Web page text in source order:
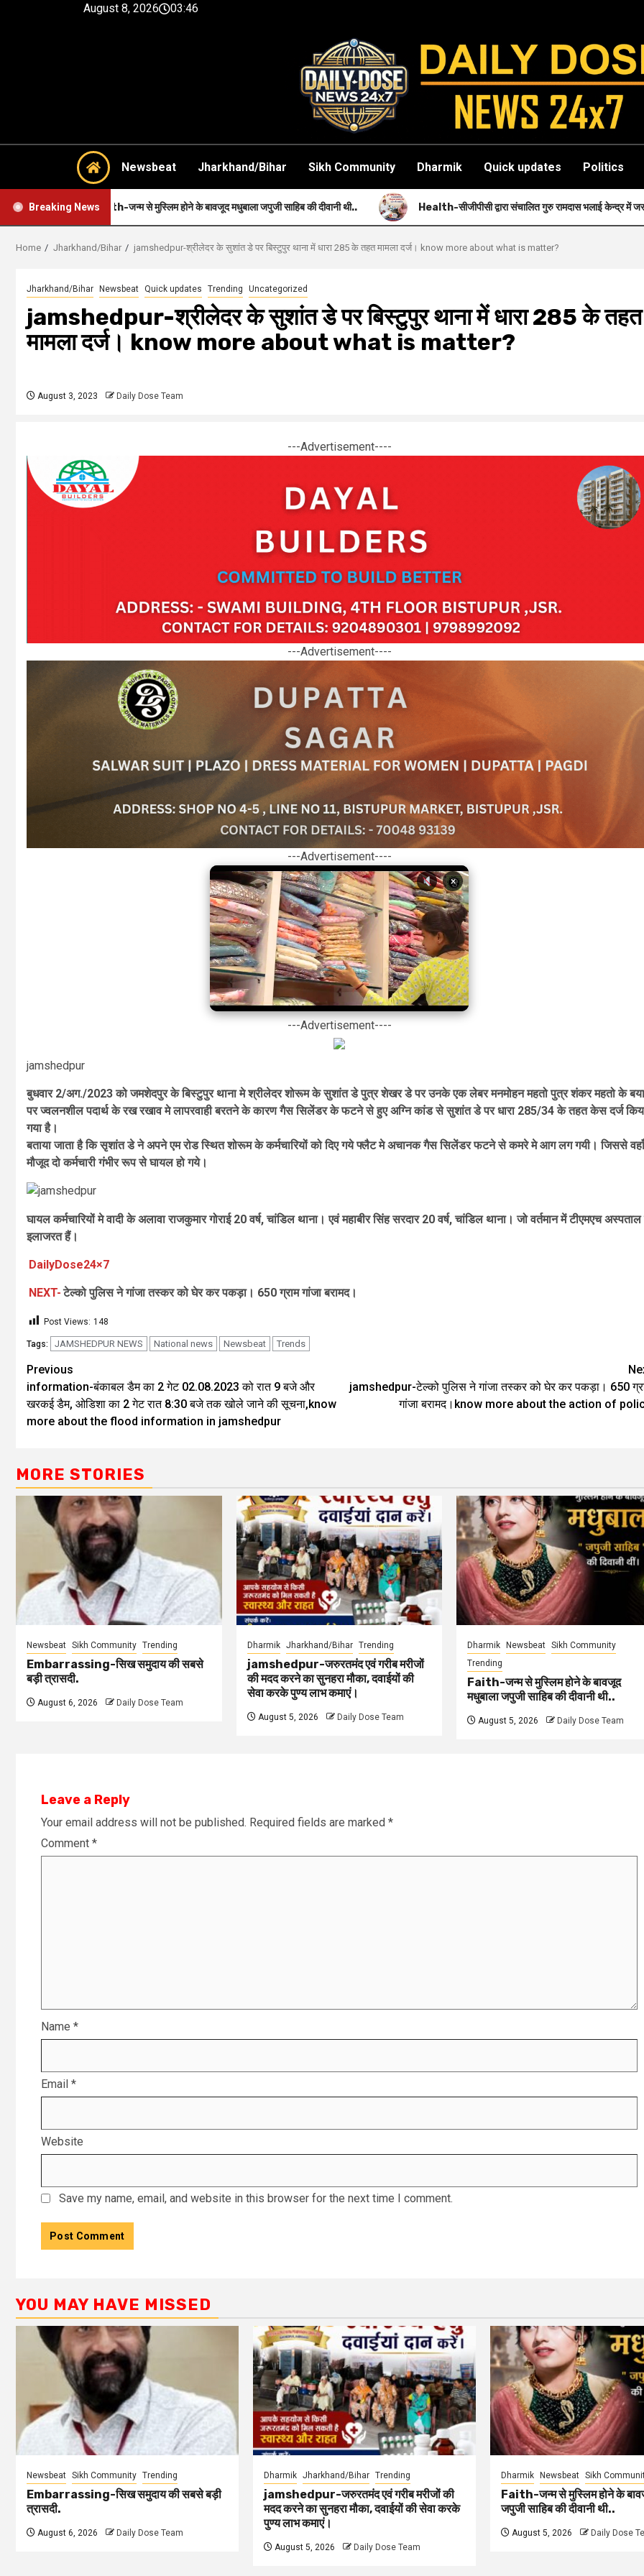
August 8, 2026 03:46
Newsbeat Jharkhand/Bihar Sikh Community Dharmik Quick updates Politics
Breaking News
Faith-जन्म से मुस्लिम होने के बावजूद मधुबाला जपुजी साहिब की दीवानी थी.. Health-सीजीपीसी द्वारा संचालित गुरु रामदास भलाई केन्द्र में जरुरतमंदों को नि:
Home Jharkhand/Bihar jamshedpur-श्रीलेदर के सुशांत डे पर बिस्टुपुर थाना में धारा 285 के तहत मामला दर्ज। know more about what is matter?
Jharkhand/Bihar Newsbeat Quick updates Trending Uncategorized
jamshedpur-श्रीलेदर के सुशांत डे पर बिस्टुपुर थाना में धारा 285 के तहत
मामला दर्ज। know more about what is matter?
August 3, 2023 Daily Dose Team
---Advertisement----
---Advertisement----
---Advertisement----
×
---Advertisement----
jamshedpur
बुधवार 2/अग./2023 को जमशेदपुर के बिस्टुपुर थाना मे श्रीलेदर शोरूम के सुशांत डे पुत्र शेखर डे पर उनके एक लेबर मनमोहन महतो पुत्र शंकर महतो के
पर ज्वलनशील पदार्थ के रख रखाव मे लापरवाही बरतने के कारण गैस सिलेंडर के फटने से हुए अग्नि कांड से सुशांत डे पर धारा 285/34 के तहत केस दर्ज
गया है।
बताया जाता है कि सृशांत डे ने अपने एम रोड स्थित शोरूम के कर्मचारियों को दिए गये फ्लैट मे अचानक गैस सिलेंडर फटने से कमरे मे आग लग गयी। जिससे वहाँ
मौजूद दो कर्मचारी गंभीर रूप से घायल हो गये।
घायल कर्मचारियों मे वादी के अलावा राजकुमार गोराई 20 वर्ष, चांडिल थाना। एवं महाबीर सिंह सरदार 20 वर्ष, चांडिल थाना। जो वर्तमान में टीएमएच
इलाजरत हैं।
DailyDose24×7
NEXT- टेल्को पुलिस ने गांजा तस्कर को घेर कर पकड़ा। 650 ग्राम गांजा बरामद।
Post Views: 148
Tags: JAMSHEDPUR NEWS National news Newsbeat Trends
Previous
information-बंकाबल डैम का 2 गेट 02.08.2023 को रात 9 बजे और
खरकई डैम, ओडिशा का 2 गेट रात 8:30 बजे तक खोले जाने की सूचना,know
more about the flood information in jamshedpur
jamshedpur-टेल्को पुलिस ने गांजा तस्कर को घेर कर पकड़ा। 650
गांजा बरामद।know more about the action of
MORE STORIES
Newsbeat Sikh Community Trending
Embarrassing-सिख समुदाय की सबसे
बड़ी त्रासदी.
August 6, 2026 Daily Dose Team
Dharmik Jharkhand/Bihar Trending
jamshedpur-जरुरतमंद एवं गरीब मरीजों
की मदद करने का सुनहरा मौका, दवाईयों की
सेवा करके पुण्य लाभ कमाएं।
August 5, 2026 Daily Dose Team
Dharmik Newsbeat Sikh Community
Trending
Faith-जन्म से मुस्लिम होने के बावजूद
मधुबाला जपुजी साहिब की दीवानी थी..
August 5, 2026 Daily Dose Team
Leave a Reply
Your email address will not be published. Required fields are marked *
Comment *
Name *
Email *
Website
Save my name, email, and website in this browser for the next time I comment.
YOU MAY HAVE MISSED
Newsbeat Sikh Community Trending
Embarrassing-सिख समुदाय की सबसे बड़ी
त्रासदी.
August 6, 2026 Daily Dose Team
Dharmik Jharkhand/Bihar Trending
jamshedpur-जरुरतमंद एवं गरीब मरीजों की
मदद करने का सुनहरा मौका, दवाईयों की सेवा करके
पुण्य लाभ कमाएं।
August 5, 2026 Daily Dose Team
Dharmik Newsbeat Sikh
Faith-जन्म से मुस्लिम होने के
जपुजी साहिब की दीवानी थी..
August 5, 2026 Daily Dose